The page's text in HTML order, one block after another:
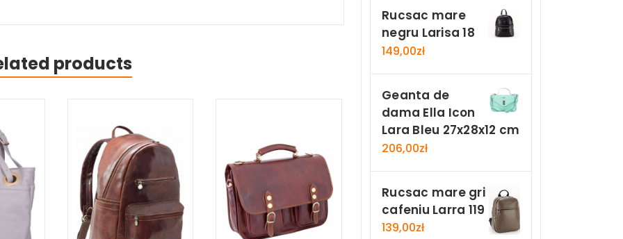
products
Rucsac mare
negru Larisa 18
149,00zł
Geanta de
dama Ella Icon
Lara Bleu 27x28x12 cm
206,00zł
Rucsac mare gri
cafeniu Larra 119
139,00zł